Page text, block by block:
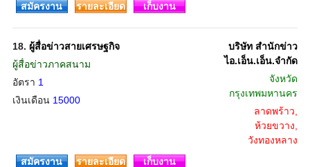
สมัครงาน รายละเอียด เก็บงาน
18. ผู้สื่อข่าวสายเศรษฐกิจ
ผู้สื่อข่าวภาคสนาม
อัตรา 1
เงินเดือน 15000
บริษัท สำนักข่าว
ไอ.เอ็น.เอ็น.จำกัด
จังหวัด
กรุงเทพมหานคร
ลาดพร้าว,
ห้วยขวาง,
วังทองหลาง
สมัครงาน
รายละเอียด เก็บงาน